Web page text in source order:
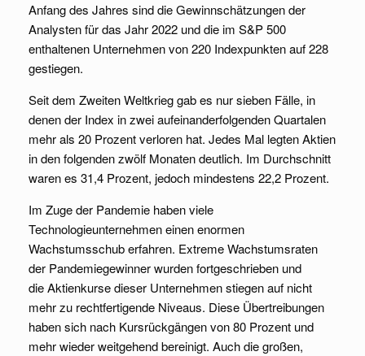
Anfang des Jahres sind die Gewinnschätzungen der
Analysten für das Jahr 2022 und die im S&P 500
enthaltenen Unternehmen von 220 Indexpunkten auf 228
gestiegen.
Seit dem Zweiten Weltkrieg gab es nur sieben Fälle, in
denen der Index in zwei aufeinanderfolgenden Quartalen
mehr als 20 Prozent verloren hat. Jedes Mal legten Aktien
in den folgenden zwölf Monaten deutlich. Im Durchschnitt
waren es 31,4 Prozent, jedoch mindestens 22,2 Prozent.
Im Zuge der Pandemie haben viele
Technologieunternehmen einen enormen
Wachstumsschub erfahren. Extreme Wachstumsraten
der Pandemiegewinner wurden fortgeschrieben und
die Aktienkurse dieser Unternehmen stiegen auf nicht
mehr zu rechtfertigende Niveaus. Diese Übertreibungen
haben sich nach Kursrückgängen von 80 Prozent und
mehr wieder weitgehend bereinigt. Auch die großen,